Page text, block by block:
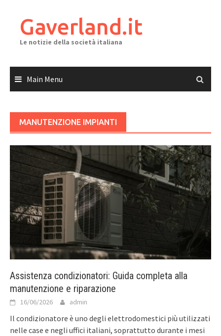
contentGaverland.it
Le notizie della società italiana
Main Menu
MANUTENZIONE IMPIANTI
Assistenza condizionatori: Guida completa alla
manutenzione e riparazione
16/06/2026 admin
Il condizionatore è uno degli elettrodomestici più utilizzati
nelle case e negli uffici italiani, soprattutto durante i mesi